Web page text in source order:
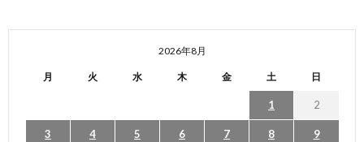
2026年8月
月 火 水 木 金 土 日
1 2
3 4 5 6 7 8 9